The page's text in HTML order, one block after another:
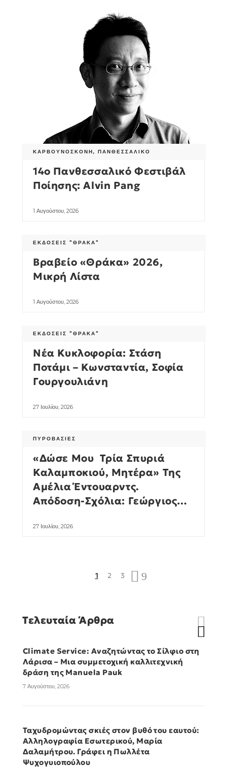
ΚΑΡΒΟΥΝΌΣΚΟΝΗ, ΠΑΝΘΕΣΣΑΛΙΚΌ
14ο Πανθεσσαλικό Φεστιβάλ
Ποίησης: Alvin Pang
1 Αυγούστου, 2026
ΕΚΔΌΣΕΙΣ "ΘΡΆΚΑ"
Βραβείο «Θράκα» 2026,
Μικρή Λίστα
1 Αυγούστου, 2026
ΕΚΔΌΣΕΙΣ "ΘΡΆΚΑ"
Νέα Κυκλοφορία: Στάση
Ποτάμι – Κωνσταντία, Σοφία
Γουργουλιάνη
27 Ιουλίου, 2026
ΠΥΡΟΒΑΣΊΕΣ
«Δώσε Μου Τρία Σπυριά
Καλαμποκιού, Μητέρα» Της
Αμέλια Έντουαρντς.
Απόδοση-Σχόλια: Γεώργιος
27 Ιουλίου, 2026
1 2 3
Τελευταία Άρθρα
Climate Service: Αναζητώντας το Σίλφιο στη
Λάρισα – Μια συμμετοχική καλλιτεχνική
δράση της Manuela Pauk
7 Αυγούστου, 2026
Ταχυδρομώντας σκιές στον βυθό του εαυτού:
Αλληλογραφία Εσωτερικού, Μαρία
Δαλαμήτρου. Γράφει η Πωλλέτα
Ψυχογυιοπούλου